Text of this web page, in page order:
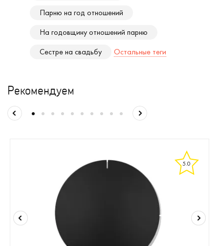
Парню на год отношений
На годовщину отношений парню
Сестре на свадьбу
Остальные теги
Рекомендуем
5.0